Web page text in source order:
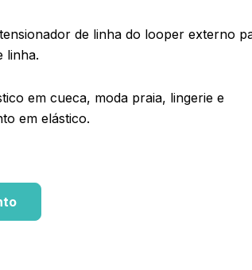
de linha do looper externo
linha.
em cueca, moda praia, lingerie e
em elástico.